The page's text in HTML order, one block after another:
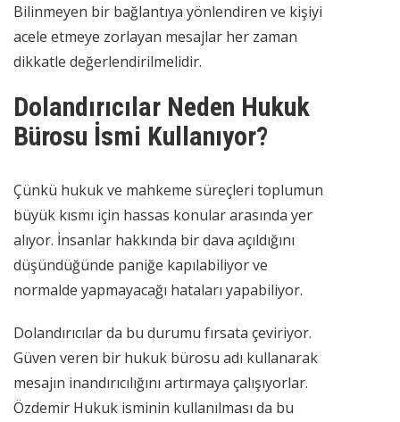
Bilinmeyen bir bağlantıya yönlendiren ve kişiyi
acele etmeye zorlayan mesajlar her zaman
dikkatle değerlendirilmelidir.
Dolandırıcılar Neden Hukuk
Bürosu İsmi Kullanıyor?
Çünkü hukuk ve mahkeme süreçleri toplumun
büyük kısmı için hassas konular arasında yer
alıyor. İnsanlar hakkında bir dava açıldığını
düşündüğünde paniğe kapılabiliyor ve
normalde yapmayacağı hataları yapabiliyor.
Dolandırıcılar da bu durumu fırsata çeviriyor.
Güven veren bir hukuk bürosu adı kullanarak
mesajın inandırıcılığını artırmaya çalışıyorlar.
Özdemir Hukuk isminin kullanılması da bu